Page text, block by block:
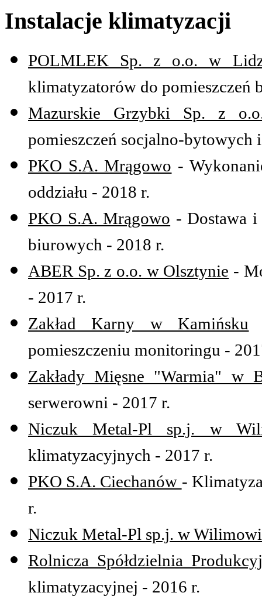
Instalacje klimatyzacji
POLMLEK Sp. z o.o. w
klimatyzatorów do
Mazurskie Grzybki Sp. z
pomieszczeń socjalno-
PKO S.A. Mrągowo -
oddziału - 2018 r.
PKO S.A. Mrągowo - Dostawa
biurowych - 2018 r.
ABER Sp. z o.o. w Olsztynie -
- 2017 r.
Zakład Karny w Kamińsku
pomieszczeniu monitoringu -
Zakłady Mięsne "Warmia" w
serwerowni - 2017 r.
Niczuk Metal-Pl sp.j. w
klimatyzacyjnych - 2017 r.
PKO S.A. Ciechanów -
r.
Niczuk Metal-Pl sp.j. w
Rolnicza Spółdzielnia
klimatyzacyjnej - 2016 r.